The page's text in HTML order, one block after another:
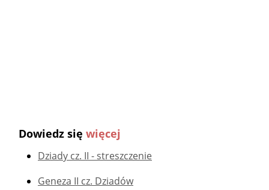
Dowiedz się więcej
Dziady cz. II - streszczenie
Geneza II cz. Dziadów